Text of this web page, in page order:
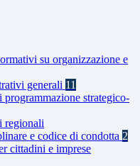
su organizzazione e
generali 11
strategico-
regionali
e codice di condotta 2
cittadini e imprese